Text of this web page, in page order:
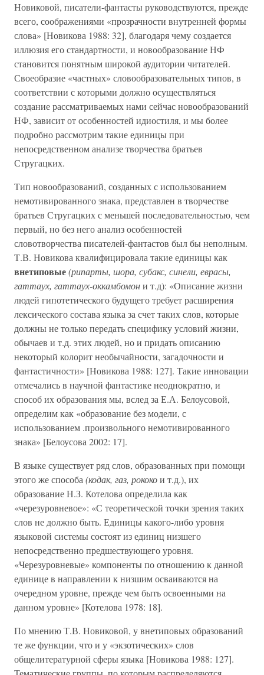
Новиковой, писатели-фантасты руководствуются, прежде
всего, соображениями «прозрачности внутренней формы
слова» [Новикова 1988: 32], благодаря чему создается
иллюзия его стандартности, и новообразование НФ
становится понятным широкой аудитории читателей.
Своеобразие «частных» словообразовательных типов, в
соответствии с которыми должно осуществляться
создание рассматриваемых нами сейчас новообразований
НФ, зависит от особенностей идиостиля, и мы более
подробно рассмотрим такие единицы при
непосредственном анализе творчества братьев
Стругацких.
Тип новообразований, созданных с использованием
немотивированного знака, представлен в творчестве
братьев Стругацких с меньшей последовательностью, чем
первый, но без него анализ особенностей
словотворчества писателей-фантастов был бы неполным.
Т.В. Новикова квалифицировала такие единицы как
внетиповые(рипарты, шора, субакс, синели, еврасы,
гаттаух, гаттаух-оккамбомони т.д): «Описание жизни
людей гипотетического будущего требует расширения
лексического состава языка за счет таких слов, которые
должны не только передать специфику условий жизни,
обычаев и т.д. этих людей, но и придать описанию
некоторый колорит необычайности, загадочности и
фантастичности» [Новикова 1988: 127]. Такие инновации
отмечались в научной фантастике неоднократно, и
способ их образования мы, вслед за Е.А. Белоусовой,
определим как «образование без модели, с
использованием .произвольного немотивированного
знака» [Белоусова 2002: 17].
В языке существует ряд слов, образованных при помощи
этого же способа (кодак, газ, рококои т.д.), их
образование Н.З. Котелова определила как
«черезуровневое»: «С теоретической точки зрения таких
слов не должно быть. Единицы какого-либо уровня
языковой системы состоят из единиц низшего
непосредственно предшествующего уровня.
«Черезуровневые» компоненты по отношению к данной
единице в направлении к низшим осваиваются на
очередном уровне, прежде чем быть освоенными на
данном уровне» [Котелова 1978: 18].
По мнению Т.В. Новиковой, у внетиповых образований
те же функции, что и у «экзотических» слов
общелитературной сферы языка [Новикова 1988: 127].